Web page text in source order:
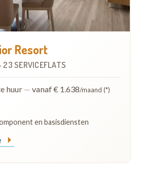
Resort
23 SERVICEFLATS
huur — vanaf € 1.638/maand (*)
en basisdiensten